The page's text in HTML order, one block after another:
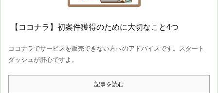
【ココナラ】初案件獲得のために大切なこと4つ
ココナラでサービスを販売できない方へのアドバイスです。スタート
ダッシュが肝心ですよ。
記事を読む